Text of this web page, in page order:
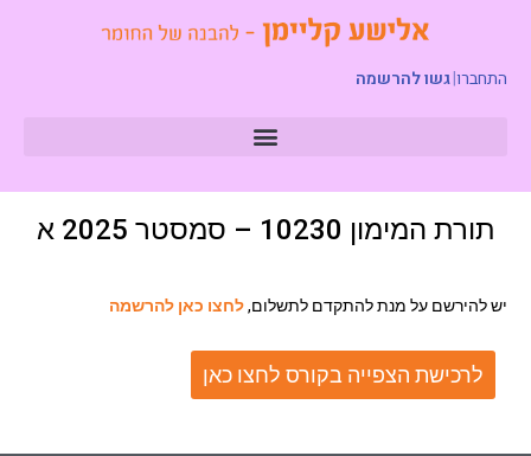
התחברו|גשו להרשמה
תורת המימון 10230 – סמסטר 2025 א
יש להירשם על מנת להתקדם לתשלום,לחצו כאן להרשמה
לרכישת הצפייה בקורס לחצו כאן